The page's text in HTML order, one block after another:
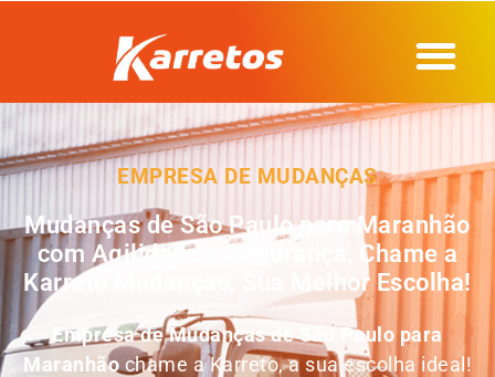
EMPRESA DE MUDANÇAS
Mudanças de São Paulo para Maranhão
com Agilidade e Segurança, Chame a
Karreto Mudanças, Sua Melhor Escolha!
Empresa deMudanças de São Paulo para
Maranhãochame a Karreto, a sua escolha ideal!